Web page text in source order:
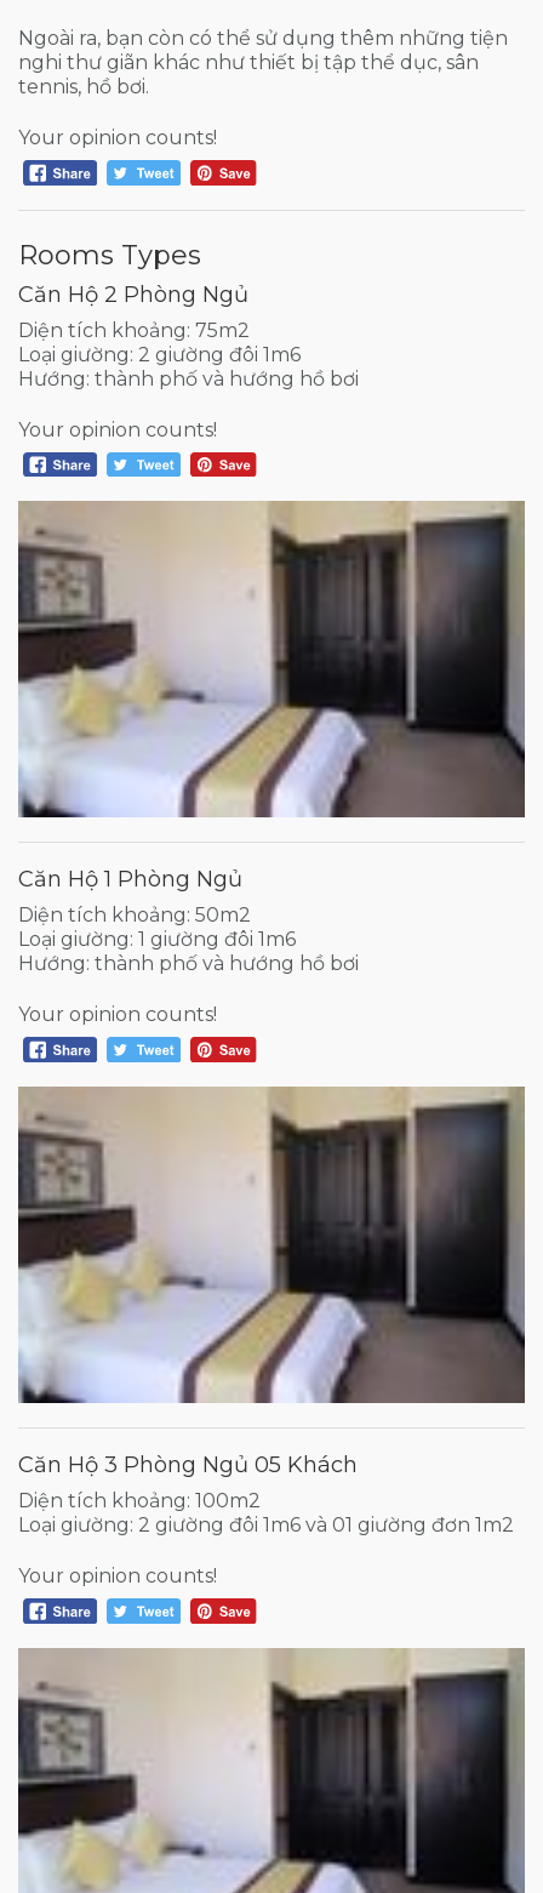
Ngoài ra, bạn còn có thể sử dụng thêm những tiện
nghi thư giãn khác như thiết bị tập thể dục, sân
tennis, hồ bơi.
Your opinion counts!
Rooms Types
Căn Hộ 2 Phòng Ngủ
Diện tích khoảng: 75m2
Loại giường: 2 giường đôi 1m6
Hướng: thành phố và hướng hồ bơi
Your opinion counts!
Căn Hộ 1 Phòng Ngủ
Diện tích khoảng: 50m2
Loại giường: 1 giường đôi 1m6
Hướng: thành phố và hướng hồ bơi
Your opinion counts!
Căn Hộ 3 Phòng Ngủ 05 Khách
Diện tích khoảng: 100m2
Loại giường: 2 giường đôi 1m6 và 01 giường đơn 1m2
Your opinion counts!